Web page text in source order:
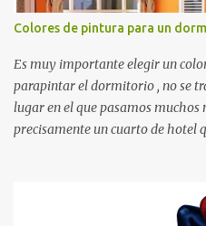
Colores de pintura para un
Es muy importante elegir un
parapintar el dormitorio , no se
lugar en el que pasamos muchos
precisamente un cuarto de hotel
cómodo y también para nuestra
sugerencias que pueden brindar